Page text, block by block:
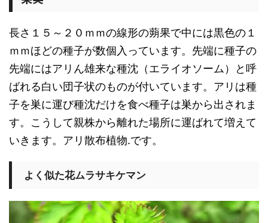
長さ１５～２０ｍｍの線形の蒴果で中には黒色の１
ｍｍほどの種子が数個入っています。先端に種子の
先端にはアリん雄来な種沈（エライオソーム ）と呼
ばれる白い団子状のものが付いています。アリは種
子を巣に運び種沈だけを食べ種子は巣から出されま
す。こうして親株から離れた場所に運ばれて増えて
いきます。アリ散布植物.です。
よく似た花ムラサキケマン